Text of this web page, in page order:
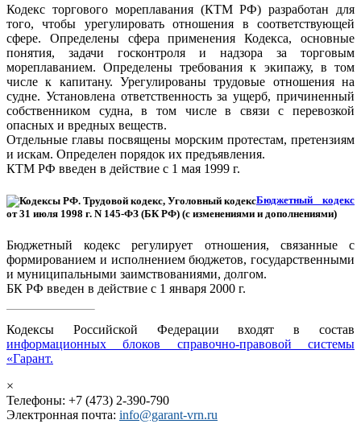
Кодекс торгового мореплавания (КТМ РФ) разработан для
того, чтобы урегулировать отношения в соответствующей
сфере. Определены сфера применения Кодекса, основные
понятия, задачи госконтроля и надзора за торговым
мореплаванием. Определены требования к экипажу, в том
числе к капитану. Урегулированы трудовые отношения на
судне. Установлена ответственность за ущерб, причиненный
собственником судна, в том числе в связи с перевозкой
опасных и вредных веществ.
Отдельные главы посвящены морским протестам, претензиям
и искам. Определен порядок их предъявления.
КТМ РФ введен в действие с 1 мая 1999 г.
Бюджетный кодекс
от 31 июля 1998 г. N 145-ФЗ (БК РФ) (с изменениями и дополнениями)
Бюджетный кодекс регулирует отношения, связанные с
формированием и исполнением бюджетов, государственными
и муниципальными заимствованиями, долгом.
БК РФ введен в действие с 1 января 2000 г.
Кодексы Российской Федерации входят в состав
информационных блоков справочно-правовой системы
«Гарант.
×
Телефоны: +7 (473) 2-390-790
Электронная почта: info@garant-vrn.ru